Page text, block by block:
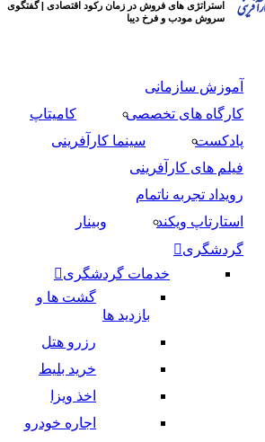
آموزش سازمانی
کارگاه های تخصصی
کامیتاپ
پادکست
سینما کارآفرینی
فیلم های کارآفرینی
رویداد تجربه ناتمام
استارتاپ ویکند
وبینار
گردشگری
خدمات گردشگری
گشت ها و
بازدید ها
رزرو هتل
خرید بلیط
اخذ ویزا
اجاره خودرو
استراتژی های فروش در زمان رکود اقتصادی | گفتگوی
سروش مودب و فرخ دیبا